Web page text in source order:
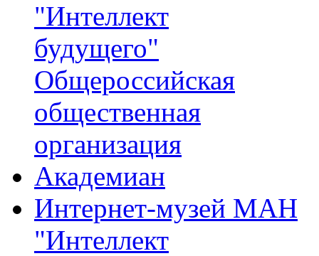
"Интеллект
будущего"
Общероссийская
общественная
организация
Академиан
Интернет-музей МАН
"Интеллект